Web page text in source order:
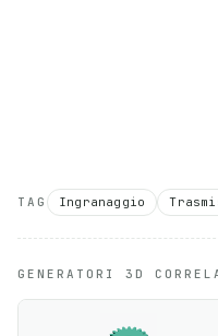
TAG Ingranaggio
GENERATORI 3D